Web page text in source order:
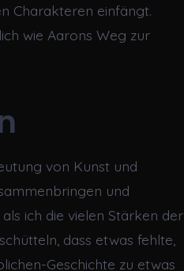
Charakteren einfängt.
wie Aarons Weg zur
von Kunst und
und
ich die vielen Stärken der
dass etwas fehlte,
Geschichte zu etwas